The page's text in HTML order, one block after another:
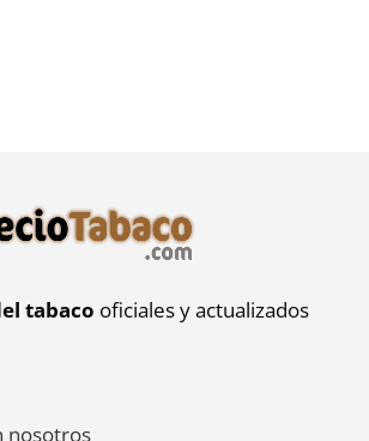
tabaco oficiales y actualizados
nosotros